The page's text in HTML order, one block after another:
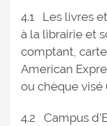
4.1 Les livres
à la librairie et
comptant,
American
ou chèque visé
4.2 Campus